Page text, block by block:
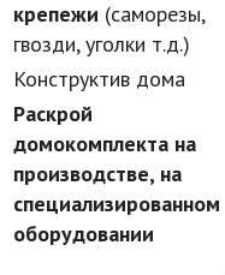
крепежи (саморезы,
гвозди, уголки т.д.)
Конструктив дома
Раскрой
домокомплекта на
производстве, на
специализированном
оборудовании